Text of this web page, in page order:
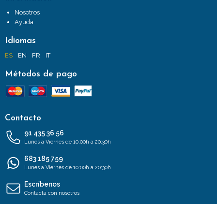
Nosotros
Ayuda
Idiomas
ES EN FR IT
Métodos de pago
Contacto
91 435 36 56
Lunes a Viernes de 10:00h a 20:30h
683 185 759
Lunes a Viernes de 10:00h a 20:30h
Escríbenos
Contacta con nosotros